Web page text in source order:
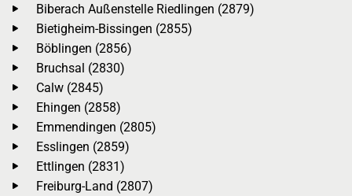
Biberach Außenstelle Riedlingen (2879)
Bietigheim-Bissingen (2855)
Böblingen (2856)
Bruchsal (2830)
Calw (2845)
Ehingen (2858)
Emmendingen (2805)
Esslingen (2859)
Ettlingen (2831)
Freiburg-Land (2807)